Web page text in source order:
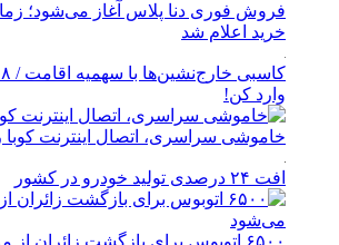
فروش فوری دنا پلاس آغاز می‌شود؛
خرید اعلام شد
وارد کن!
خاموشی سراسری، اتصال اینترنت کوبا
افت ۲۴ درصدی تولید خودرو در کشور